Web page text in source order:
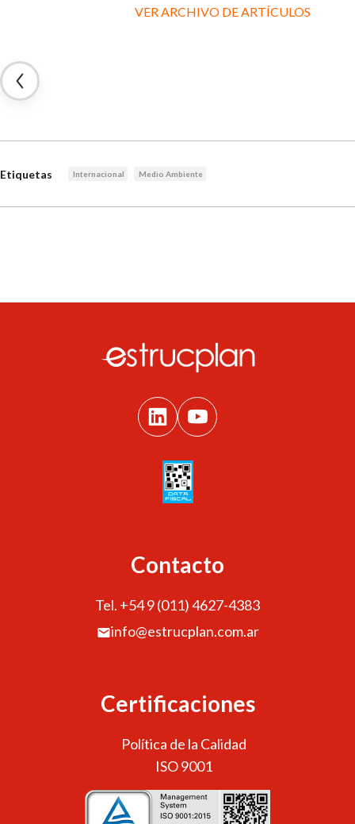
VER ARCHIVO DE ARTÍCULOS
Etiquetas Internacional Medio Ambiente
Contacto
Tel. +54 9 (011) 4627-4383
info@estrucplan.com.ar
Certificaciones
Política de la Calidad
ISO 9001